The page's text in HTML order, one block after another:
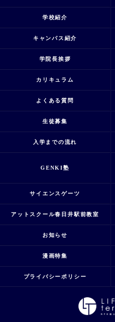
学校紹介
キャンパス紹介
学院長挨拶
カリキュラム
よくある質問
生徒募集
入学までの流れ
GENKI塾
サイエンスゲーツ
アットスクール春日井駅前教室
お知らせ
漫画特集
プライバシーポリシー